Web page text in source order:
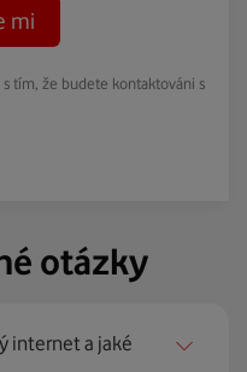
mi
tím, že budete kontaktováni s
otázky
internet a jaké